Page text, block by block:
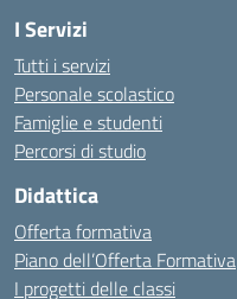
I Servizi
Tutti i servizi
Personale scolastico
Famiglie e studenti
Percorsi di studio
Didattica
Offerta formativa
Piano dell’Offerta Formativa
I progetti delle classi